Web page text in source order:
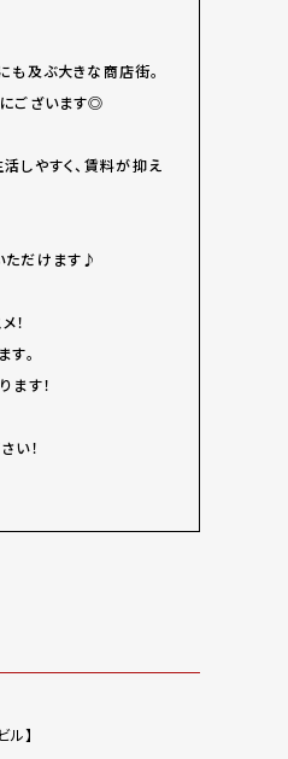
及ぶ大きな商店街。
ございます◎
しやすく、賃料が抑え
ただけます♪
！
。
ます！
い！
】